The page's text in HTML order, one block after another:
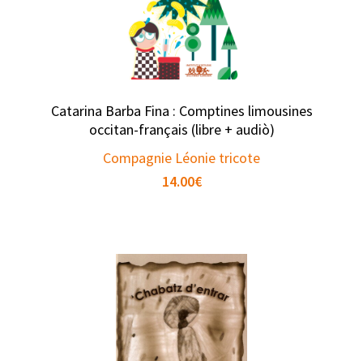
Catarina Barba Fina : Comptines limousines
occitan-français (libre + audiò)
Compagnie Léonie tricote
14.00€